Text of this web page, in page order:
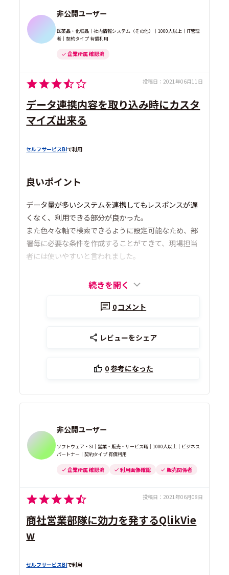
非公開ユーザー
医薬品・化粧品｜社内情報システム（その他）｜1000人以上｜IT管理
者｜契約タイプ 有償利用
企業所属 確認済
投稿日： 2021年06月11日
データ連携内容を取り込み時にカスタ
マイズ出来る
セルフサービスBIで利用
良いポイント
データ量が多いシステムを連携してもレスポンスが遅
くなく、利用できる部分が良かった。
また色々な軸で検索できるように設定可能なため、部
署毎に必要な条件を作成することがてきて、現場担当
者には使いやすいと言われました。
続きを開く
0コメント
レビューをシェア
0参考になった
非公開ユーザー
ソフトウェア・SI｜営業・販売・サービス職｜1000人以上｜ビジネス
パートナー｜契約タイプ 有償利用
企業所属 確認済 利用画像確認 販売関係者
投稿日： 2021年06月08日
商社営業部隊に効力を発するQlikVie
w
セルフサービスBIで利用